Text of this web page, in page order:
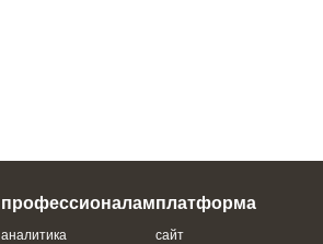
профессионалам
аналитика
платформа
сайт